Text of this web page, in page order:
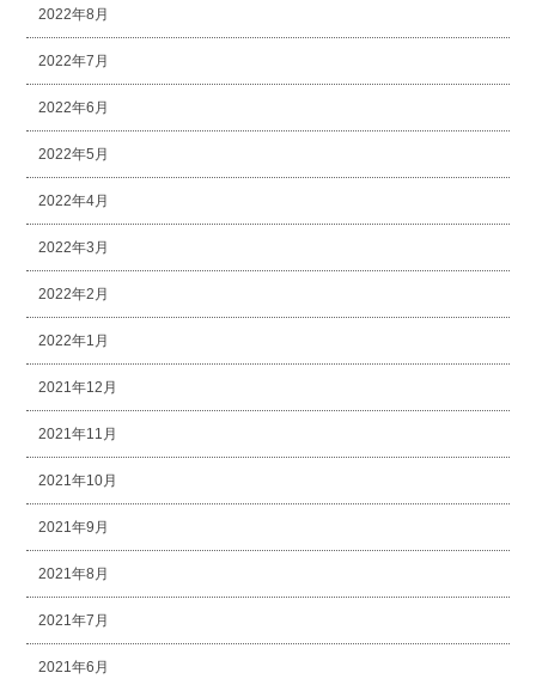
2022年8月
2022年7月
2022年6月
2022年5月
2022年4月
2022年3月
2022年2月
2022年1月
2021年12月
2021年11月
2021年10月
2021年9月
2021年8月
2021年7月
2021年6月